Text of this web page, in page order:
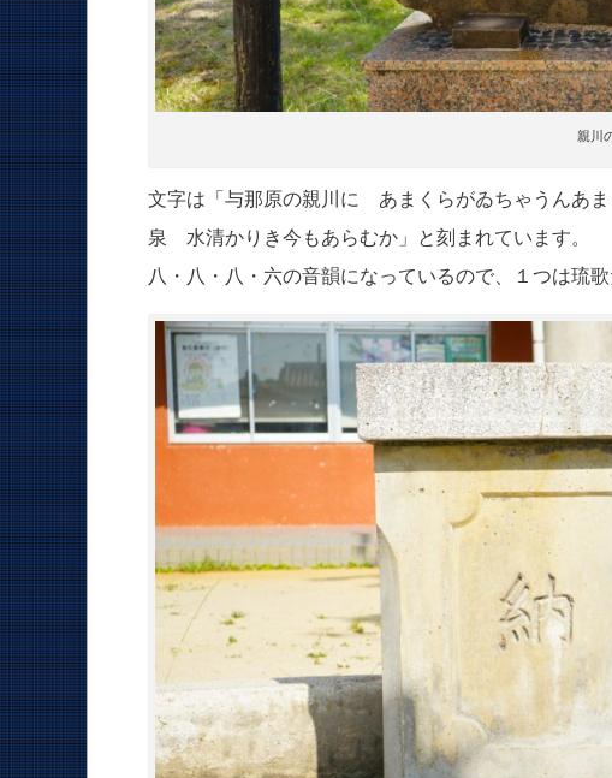
親川
文字は「与那原の親川に あまくらがゐちゃうんあ
泉 水清かりき今もあらむか」と刻まれています。
八・八・八・六の音韻になっているので、１つは琉